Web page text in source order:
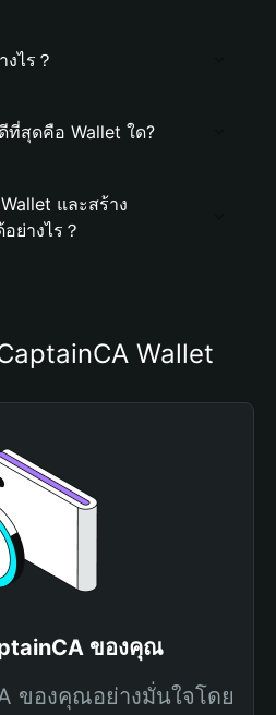
ไร？
ที่สุดคือ Wallet ใด?
และสร้าง
ย่างไร？
Wallet
ของคุณ
ของคุณอย่างมั่นใจโดย